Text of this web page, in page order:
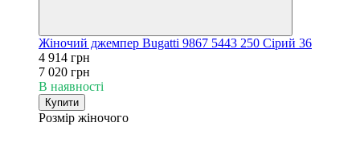
Жіночий джемпер Bugatti 9867 5443 250 Сірий 36
4 914 грн
7 020 грн
В наявності
Купити
Розмір жіночого